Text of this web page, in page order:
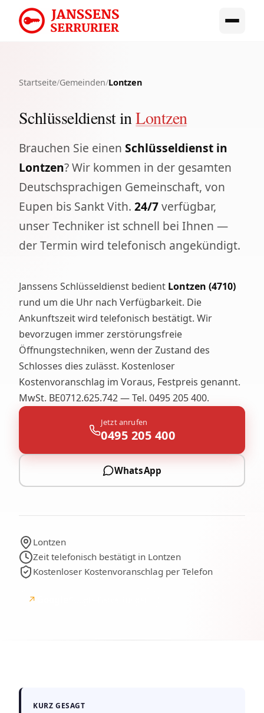
Startseite/Gemeinden/Lontzen
Schlüsseldienst inLontzen
Brauchen Sie einen Schlüsseldienst in
Lontzen? Wir kommen in der gesamten
Deutschsprachigen Gemeinschaft, von
Eupen bis Sankt Vith. 24/7verfügbar,
unser Techniker ist schnell bei Ihnen —
der Termin wird telefonisch angekündigt.
Janssens Schlüsseldienst bedient Lontzen (4710)
rund um die Uhr nach Verfügbarkeit. Die
Ankunftszeit wird telefonisch bestätigt. Wir
bevorzugen immer zerstörungsfreie
Öffnungstechniken, wenn der Zustand des
Schlosses dies zulässt. Kostenloser
Kostenvoranschlag im Voraus, Festpreis genannt.
MwSt. BE0712.625.742 — Tel. 0495 205 400.
Jetzt anrufen
0495 205 400
WhatsApp
Lontzen
Zeit telefonisch bestätigt in Lontzen
Kostenloser Kostenvoranschlag per Telefon
↗
KURZ GESAGT